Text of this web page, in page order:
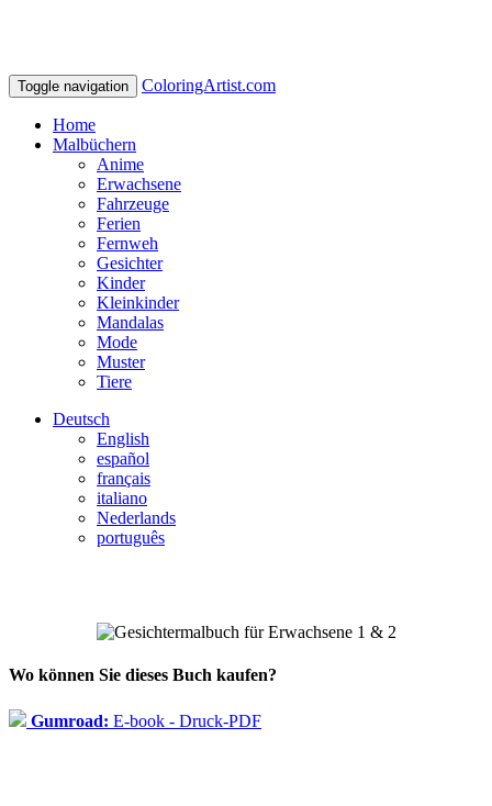
Toggle navigation ColoringArtist.com
Home
Malbüchern
Anime
Erwachsene
Fahrzeuge
Ferien
Fernweh
Gesichter
Kinder
Kleinkinder
Mandalas
Mode
Muster
Tiere
Deutsch
English
español
français
italiano
Nederlands
português
Wo können Sie dieses Buch kaufen?
Gumroad: E-book - Druck-PDF